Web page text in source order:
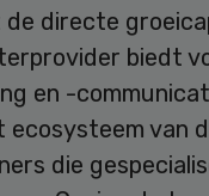
de directe
biedt
en -
ecosysteem van
die